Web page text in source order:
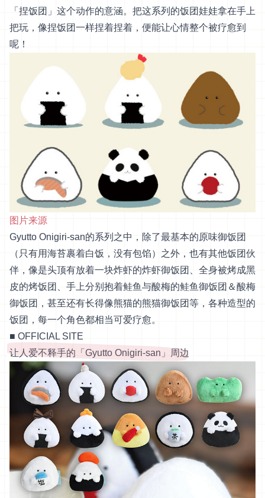
「捏饭团」这个动作的意涵。把这系列的饭团娃娃拿在手上
把玩，像捏饭团一样捏着捏着，便能让心情整个被疗愈到
呢！
图片来源
Gyutto Onigiri-san的系列之中，除了最基本的原味御饭团
（只有用海苔裹着白饭，没有包馅）之外，也有其他饭团伙
伴，像是头顶有放着一块炸虾的炸虾御饭团、全身被烤成黑
皮的烤饭团、手上分别抱着鲑鱼与酸梅的鲑鱼御饭团＆酸梅
御饭团，甚至还有长得像熊猫的熊猫御饭团等，各种造型的
饭团，每一个角色都相当可爱疗愈。
■ OFFICIAL SITE
让人爱不释手的「Gyutto Onigiri-san」周边